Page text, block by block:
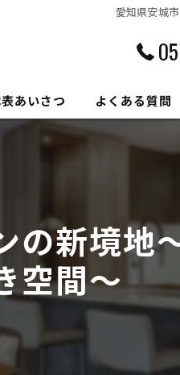
愛知県安城
あいさつ よくある質問
の新境地
空間〜